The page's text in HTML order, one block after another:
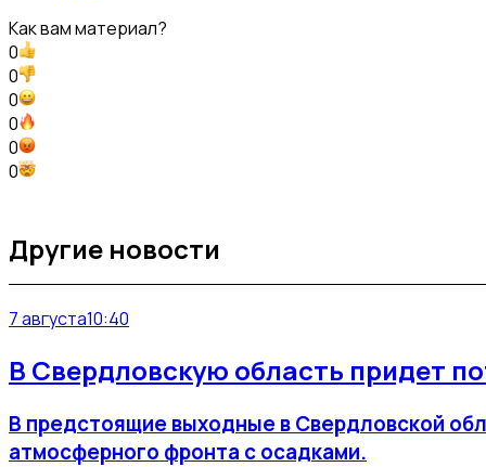
Как вам материал?
0
0
0
0
0
0
Другие новости
7 августа10:40
В Свердловскую область придет
В предстоящие выходные в Свердловской
атмосферного фронта с осадками.